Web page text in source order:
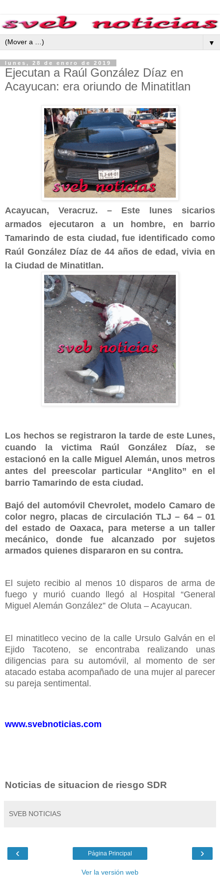
▼
lunes, 28 de enero de 2019
Ejecutan a Raúl González Díaz en
Acayucan: era oriundo de Minatitlan
Acayucan, Veracruz. – Este lunes sicarios
armados ejecutaron a un hombre, en barrio
Tamarindo de esta ciudad, fue identificado como
Raúl González Díaz de 44 años de edad, vivia en
la Ciudad de Minatitlan.
Los hechos se registraron la tarde de este Lunes,
cuando la victima Raúl González Díaz, se
estacionó en la calle Miguel Alemán, unos metros
antes del preescolar particular “Anglito” en el
barrio Tamarindo de esta ciudad.
Bajó del automóvil Chevrolet, modelo Camaro de
color negro, placas de circulación TLJ – 64 – 01
del estado de Oaxaca, para meterse a un taller
mecánico, donde fue alcanzado por sujetos
armados quienes dispararon en su contra.
El sujeto recibio al menos 10 disparos de arma de
fuego y murió cuando llegó al Hospital “General
Miguel Alemán González” de Oluta – Acayucan.
El minatitleco vecino de la calle Ursulo Galván en el
Ejido Tacoteno, se encontraba realizando unas
diligencias para su automóvil, al momento de ser
atacado estaba acompañado de una mujer al parecer
su pareja sentimental.
www.svebnoticias.com
Noticias de situacion de riesgo SDR
SVEB NOTICIAS
‹ ›
Página Principal
Ver la versión web